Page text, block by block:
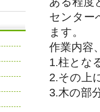
センター
ます。
作業内容
1.柱とな
2.その上
3.木の部